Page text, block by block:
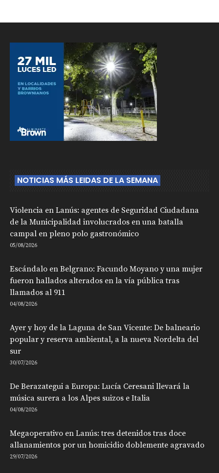
NOTICIAS MÁS LEIDAS DE LA SEMANA
Violencia en Lanús: agentes de Seguridad Ciudadana
de la Municipalidad involucrados en una batalla
campal en pleno polo gastronómico
05/08/2026
Escándalo en Belgrano: Facundo Moyano y una mujer
fueron hallados alterados en la vía pública tras
llamados al 911
04/08/2026
Ayer y hoy de la Laguna de San Vicente: De balneario
popular y reserva ambiental, a la nueva Nordelta del
sur
30/07/2026
De Berazategui a Europa: Lucía Ceresani llevará la
música surera a los Alpes suizos e Italia
04/08/2026
Megaoperativo en Lanús: tres detenidos tras doce
allanamientos por un homicidio doblemente agravado
29/07/2026